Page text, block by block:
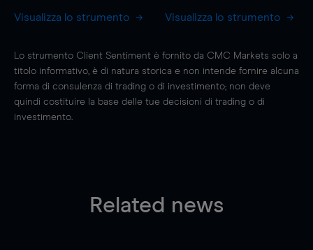
Visualizza lo strumento Visualizza lo strumento
Lo strumento Client Sentiment è fornito da CMC Markets solo a
titolo informativo, è di natura storica e non intende fornire alcuna
forma di consulenza di trading o di investimento; non deve
quindi costituire la base delle tue decisioni di trading o di
investimento.
Related news